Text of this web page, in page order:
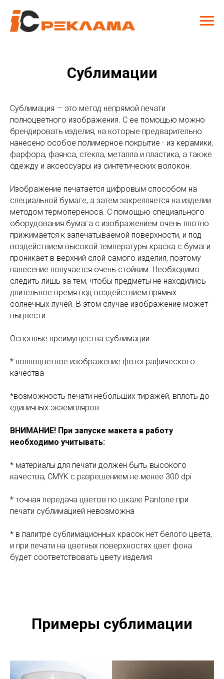
Сублимации
Сублимация — это метод непрямой печати
полноцветного изображения. С ее помощью можно
брендировать изделия, на которые предварительно
нанесено особое полимерное покрытие - из керамики,
фарфора, фаянса, стекла, металла и пластика, а также
одежду и аксессуары из синтетических волокон.
Изображение печатается цифровым способом на
специальной бумаге, а затем закрепляется на изделии
методом термопереноса. С помощью специального
оборудования бумага с изображением очень плотно
прижимается к запечатываемой поверхности, и под
воздействием высокой температуры краска с бумаги
проникает в верхний слой самого изделия, поэтому
нанесение получается очень стойким. Необходимо
следить лишь за тем, чтобы предметы не находились
длительное время под воздействием прямых
солнечных лучей. В этом случае изображение может
выцвести.
Основные преимущества сублимации:
* полноцветное изображение фотографического
качества
*возможность печати небольших тиражей, вплоть до
единичных экземпляров
ВНИМАНИЕ! При запуске макета в работу
необходимо учитывать:
* материалы для печати должен быть высокого
качества, CMYK с разрешением не менее 300 dpi
* точная передача цветов по шкале Pantone при
печати сублимацией невозможна
* в палитре сублимационных красок нет белого цвета,
и при печати на цветных поверхностях цвет фона
будет соответствовать цвету изделия
Примеры сублимации